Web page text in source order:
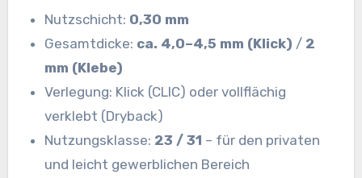
Nutzschicht: 0,30 mm
Gesamtdicke: ca. 4,0–4,5 mm (Klick) / 2
mm (Klebe)
Verlegung: Klick (CLIC) oder vollflächig
verklebt (Dryback)
Nutzungsklasse: 23 / 31 – für den privaten
und leicht gewerblichen Bereich